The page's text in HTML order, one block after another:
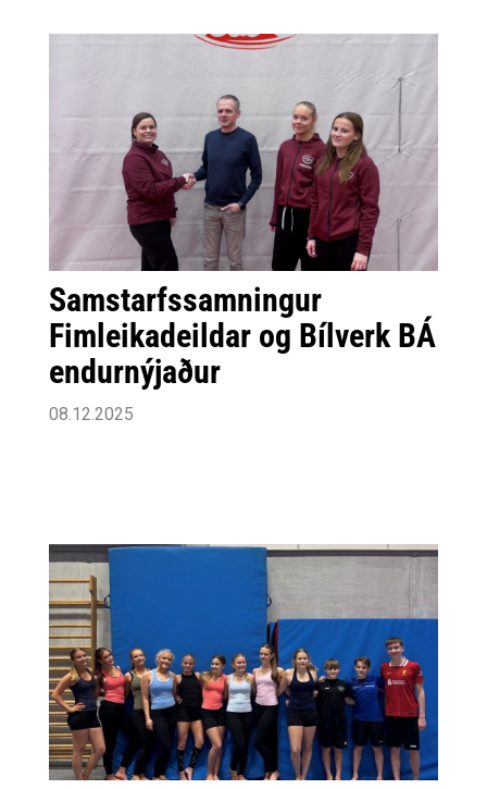
Samstarfssamningur
Fimleikadeildar og Bílverk BÁ
endurnýjaður
08.12.2025